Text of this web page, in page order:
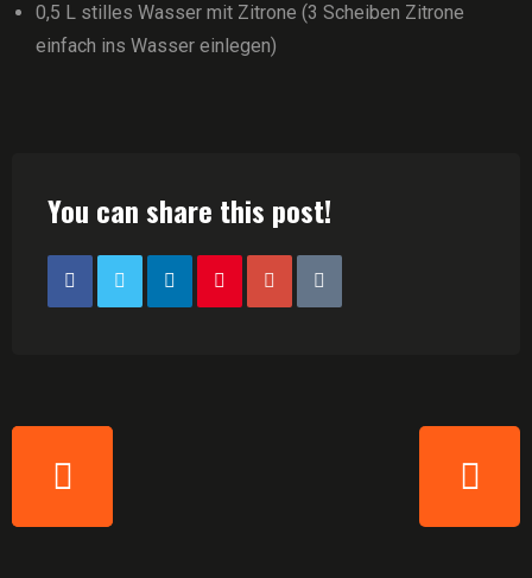
0,5 L stilles Wasser mit Zitrone (3 Scheiben Zitrone
einfach ins Wasser einlegen)
You can share this post!